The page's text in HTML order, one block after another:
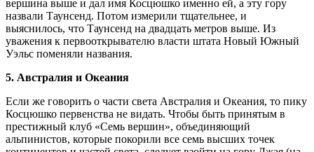
вершина выше и дал имя Косцюшко именно ей, а эту гору
назвали Таунсенд. Потом измерили тщательнее, и
выяснилось, что Таунсенд на двадцать метров выше. Из
уважения к первооткрывателю власти штата Новый Южный
Уэльс поменяли названия.
5. Австралия и Океания
Если же говорить о части света Австралия и Океания, то пику
Косцюшко первенства не видать. Чтобы быть принятым в
престижный клуб «Семь вершин», объединяющий
альпинистов, которые покорили все семь высших точек